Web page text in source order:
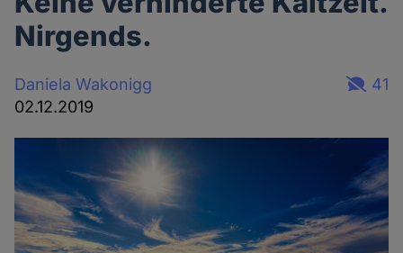
Nirgends.
Daniela Wakonigg
02.12.2019
41